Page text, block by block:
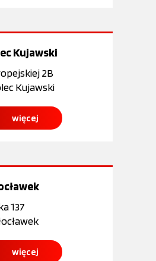
Kujawski
2B
Kujawski
więcej
137
więcej